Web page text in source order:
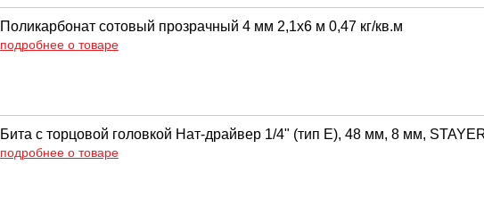
Поликарбонат сотовый прозрачный 4 мм 2,1х6 м 0,47 кг/кв.м
подробнее о товаре
Бита с торцовой головкой Нат-драйвер 1/4" (тип Е), 48 мм, 8 мм,
подробнее о товаре